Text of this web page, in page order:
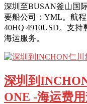
深圳至BUSAN釜山国
要船公司：YML。航程
40HQ 4910USD。支
海运服务。
深圳到
ONE -海运费